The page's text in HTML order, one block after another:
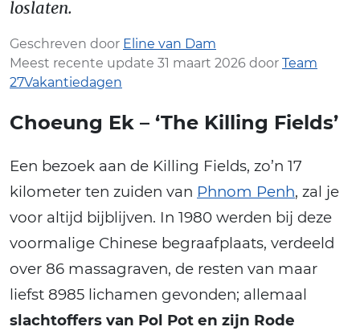
loslaten.
Geschreven door Eline van Dam
Meest recente update 31 maart 2026 door Team
27Vakantiedagen
Choeung Ek – ‘The Killing Fields’
Een bezoek aan de Killing Fields, zo’n 17
kilometer ten zuiden van Phnom Penh, zal je
voor altijd bijblijven. In 1980 werden bij deze
voormalige Chinese begraafplaats, verdeeld
over 86 massagraven, de resten van maar
liefst 8985 lichamen gevonden; allemaal
slachtoffers van Pol Pot en zijn Rode